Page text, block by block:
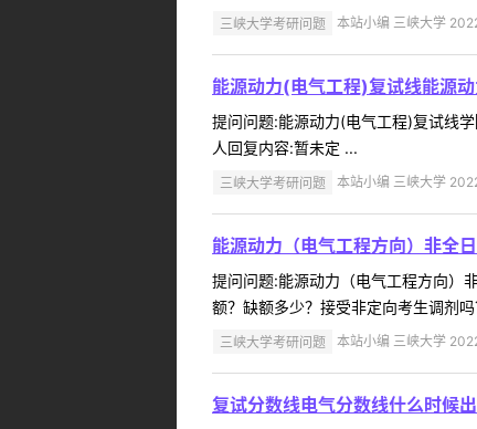
三峡大学考研问题 本站小编 三峡大学
能源动力(电气工程)复试线能源
提问问题:能源动力(电气工程)复试线
人回复内容:暂未定 ...
三峡大学考研问题 本站小编 三峡大学
能源动力（电气工程方向）非全
提问问题:能源动力（电气工程方向）
额？缺额多少？接受非定向考生调剂
三峡大学考研问题 本站小编 三峡大学
复试分数线电气分数线什么时候